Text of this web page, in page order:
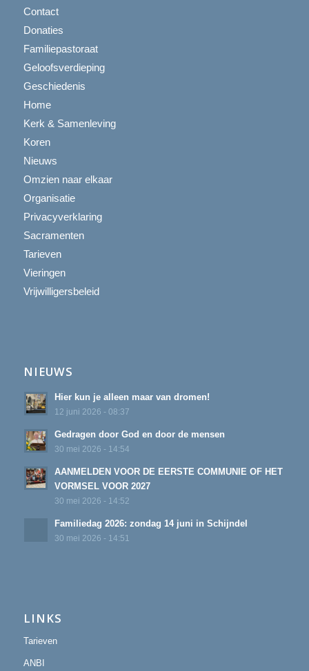
Contact
Donaties
Familiepastoraat
Geloofsverdieping
Geschiedenis
Home
Kerk & Samenleving
Koren
Nieuws
Omzien naar elkaar
Organisatie
Privacyverklaring
Sacramenten
Tarieven
Vieringen
Vrijwilligersbeleid
NIEUWS
Hier kun je alleen maar van dromen!
12 juni 2026 - 08:37
Gedragen door God en door de mensen
30 mei 2026 - 14:54
AANMELDEN VOOR DE EERSTE COMMUNIE OF HET
VORMSEL VOOR 2027
30 mei 2026 - 14:52
Familiedag 2026: zondag 14 juni in Schijndel
30 mei 2026 - 14:51
LINKS
Tarieven
ANBI